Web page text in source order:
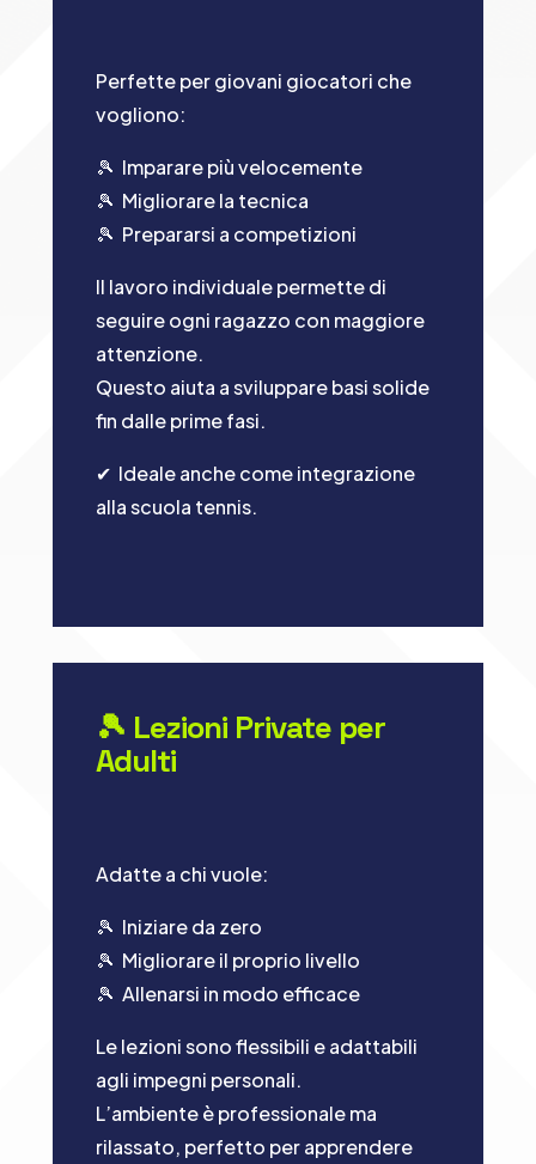
Perfette per giovani giocatori che
vogliono:
🎾 Imparare più velocemente
🎾 Migliorare la tecnica
🎾 Prepararsi a competizioni
Il lavoro individuale permette di
seguire ogni ragazzo con maggiore
attenzione.
Questo aiuta a sviluppare basi solide
fin dalle prime fasi.
✔︎ Ideale anche come integrazione
alla scuola tennis.
🎾 Lezioni Private per
Adulti
Adatte a chi vuole:
🎾 Iniziare da zero
🎾 Migliorare il proprio livello
🎾 Allenarsi in modo efficace
Le lezioni sono flessibili e adattabili
agli impegni personali.
L’ambiente è professionale ma
rilassato, perfetto per apprendere